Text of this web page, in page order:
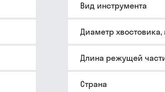
Вид инструмента
Диаметр
Длина режущей
Страна